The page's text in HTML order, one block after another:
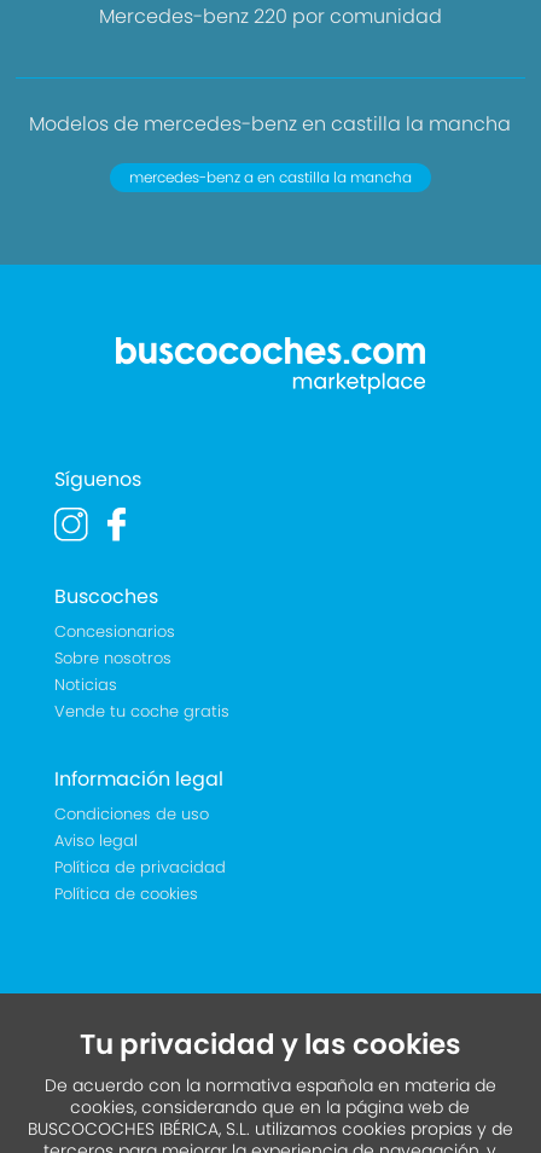
Mercedes-benz 220 por comunidad
Modelos de mercedes-benz en castilla la mancha
mercedes-benz a en castilla la mancha
Síguenos
Buscoches
Concesionarios
Sobre nosotros
Noticias
Vende tu coche gratis
Información legal
Condiciones de uso
Aviso legal
Política de privacidad
Política de cookies
Tu privacidad y las cookies
De acuerdo con la normativa española en materia de
cookies, considerando que en la página web de
BUSCOCOCHES IBÉRICA, S.L. utilizamos cookies propias y de